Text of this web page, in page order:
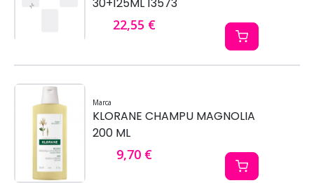
22,55 €
Marca
KLORANE CHAMPU MAGNOLIA
200 ML
9,70 €